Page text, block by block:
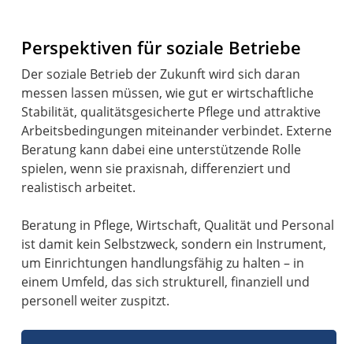
Perspektiven für soziale Betriebe
Der soziale Betrieb der Zukunft wird sich daran
messen lassen müssen, wie gut er wirtschaftliche
Stabilität, qualitätsgesicherte Pflege und attraktive
Arbeitsbedingungen miteinander verbindet. Externe
Beratung kann dabei eine unterstützende Rolle
spielen, wenn sie praxisnah, differenziert und
realistisch arbeitet.
Beratung in Pflege, Wirtschaft, Qualität und Personal
ist damit kein Selbstzweck, sondern ein Instrument,
um Einrichtungen handlungsfähig zu halten – in
einem Umfeld, das sich strukturell, finanziell und
personell weiter zuspitzt.